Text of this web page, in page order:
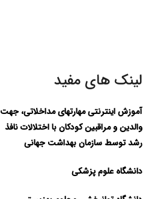
لینک های مفید
آموزش اینترنتی مهارتهای مداخلاتی، جهت
والدین و مراقبین کودکان با اختلالات نافذ
رشد توسط سازمان بهداشت جهانی
دانشگاه علوم پزشکی